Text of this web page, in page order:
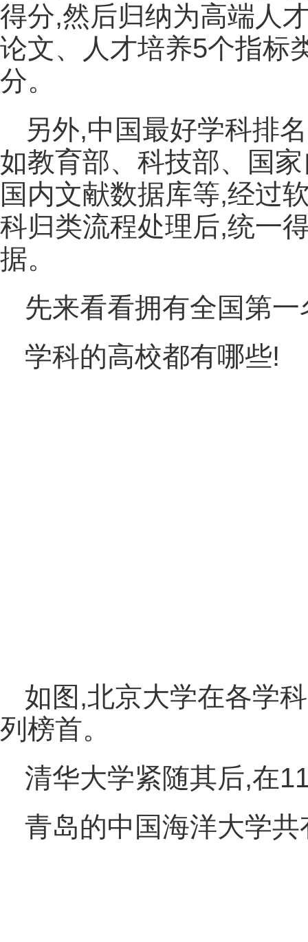
得分,然后归纳为高端人
论文、人才培养5个指标
分。
另外,中国最好学科排
如教育部、科技部、国
国内文献数据库等,经过
科归类流程处理后,统一
据。
先来看看拥有全国第一
学科的高校都有哪些!
如图,北京大学在各学
列榜首。
清华大学紧随其后,在
青岛的中国海洋大学